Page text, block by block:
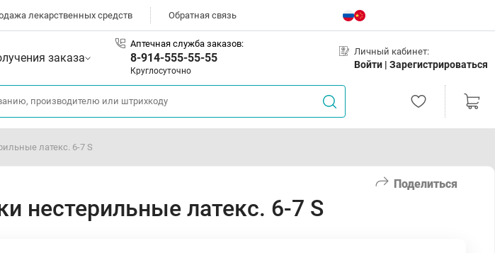
лекарственных средств Обратная связь
заказа
Аптечная служба заказов:
8-914-555-55-55
Круглосуточно
Личный кабинет:
Войти | Зарегистрироваться
латекс. 6-7 S
Поделиться
нестерильные латекс. 6-7 S